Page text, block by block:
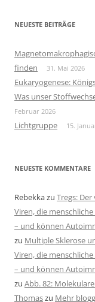
NEUESTE BEITRÄGE
finden
31. Mai 2026
Eukaryogenese:
Was unser
Februar 2026
Lichtgruppe 15.
NEUESTE KOMMENTARE
Rebekkazu Tregs:
Viren, die
– und können
zu Multiple Sklerose
Viren, die
– und können
zu Abb. 82:
Thomaszu Mehr